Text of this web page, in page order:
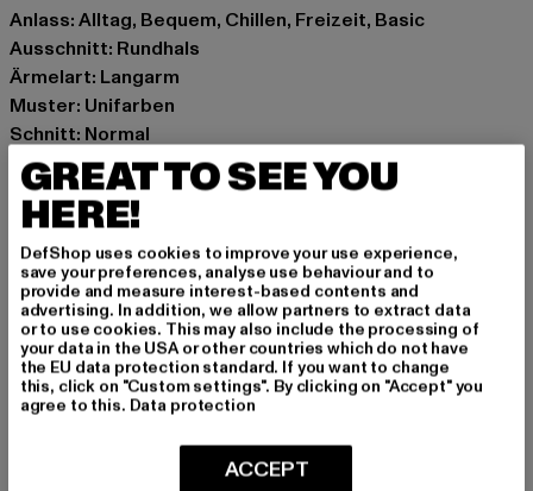
Anlass: Alltag, Bequem, Chillen, Freizeit, Basic
Ausschnitt: Rundhals
Ärmelart: Langarm
Muster: Unifarben
Schnitt: Normal
Marke: Brandit
Kat.: Longsleeves
Farbe: blau
Hersteller Farbe: navy
Materialzusammensetzung: 100% Baumwolle
Art.Nr: BD4205-00155
Hersteller: Brandit Textil GmbH |info@brandit-wear.com
Spichernstraße 6a | 50672 Köln | DE
GRÖSSE & PASSFORM
GREAT TO SEE YOU
HERE!
DefShop uses cookies to improve your use experience,
save your preferences, analyse use behaviour and to
provide and measure interest-based contents and
advertising. In addition, we allow partners to extract data
or to use cookies. This may also include the processing of
your data in the USA or other countries which do not have
the EU data protection standard. If you want to change
this, click on "Custom settings". By clicking on "Accept" you
agree to this. Data protection
ACCEPT